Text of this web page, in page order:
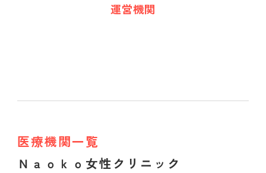
運営機関
医療機関一覧
Ｎａｏｋｏ女性クリニック